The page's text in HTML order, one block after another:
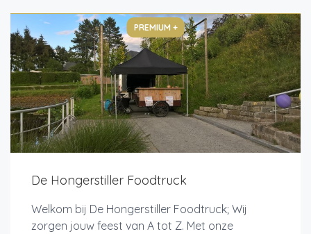
PREMIUM +
De Hongerstiller Foodtruck
Welkom bij De Hongerstiller Foodtruck; Wij
zorgen jouw feest van A tot Z. Met onze